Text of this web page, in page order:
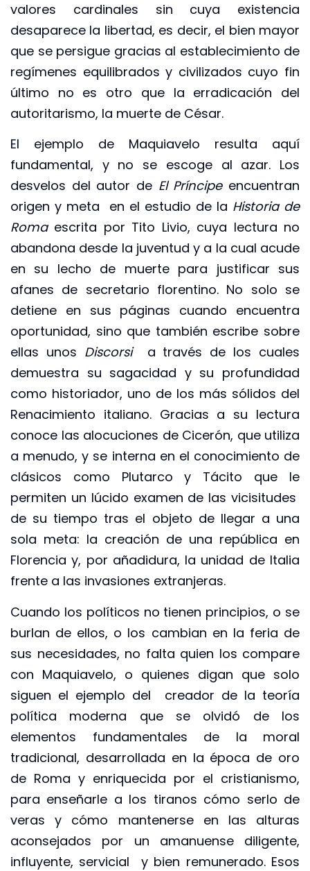
valores cardinales sin cuya existencia
desaparece la libertad, es decir, el bien mayor
que se persigue gracias al establecimiento de
regímenes equilibrados y civilizados cuyo fin
último no es otro que la erradicación del
autoritarismo, la muerte de César.
El ejemplo de Maquiavelo resulta aquí
fundamental, y no se escoge al azar. Los
desvelos del autor de El Príncipeencuentran
origen y meta en el estudio de la Historia de
Romaescrita por Tito Livio, cuya lectura no
abandona desde la juventud y a la cual acude
en su lecho de muerte para justificar sus
afanes de secretario florentino. No solo se
detiene en sus páginas cuando encuentra
oportunidad, sino que también escribe sobre
ellas unos Discorsia través de los cuales
demuestra su sagacidad y su profundidad
como historiador, uno de los más sólidos del
Renacimiento italiano. Gracias a su lectura
conoce las alocuciones de Cicerón, que utiliza
a menudo, y se interna en el conocimiento de
clásicos como Plutarco y Tácito que le
permiten un lúcido examen de las vicisitudes
de su tiempo tras el objeto de llegar a una
sola meta: la creación de una república en
Florencia y, por añadidura, la unidad de Italia
frente a las invasiones extranjeras.
Cuando los políticos no tienen principios, o se
burlan de ellos, o los cambian en la feria de
sus necesidades, no falta quien los compare
con Maquiavelo, o quienes digan que solo
siguen el ejemplo del creador de la teoría
política moderna que se olvidó de los
elementos fundamentales de la moral
tradicional, desarrollada en la época de oro
de Roma y enriquecida por el cristianismo,
para enseñarle a los tiranos cómo serlo de
veras y cómo mantenerse en las alturas
aconsejados por un amanuense diligente,
influyente, servicial y bien remunerado. Esos